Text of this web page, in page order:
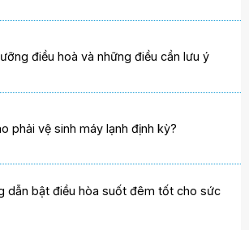
điều hoà và những điều cần lưu ý
phải vệ sinh máy lạnh định kỳ?
dẫn bật điều hòa suốt đêm tốt cho sức